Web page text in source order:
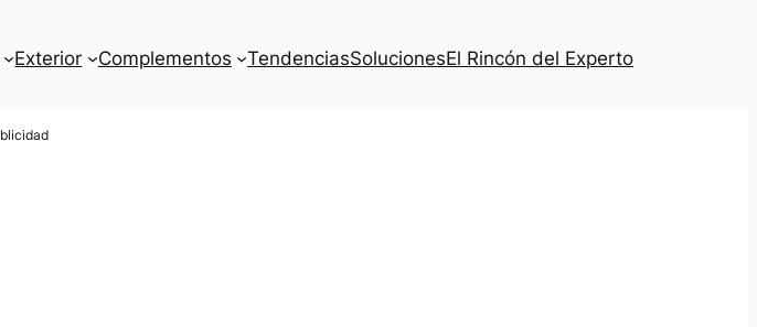
Exterior Complementos TendenciasSolucionesEl Rincón del Experto